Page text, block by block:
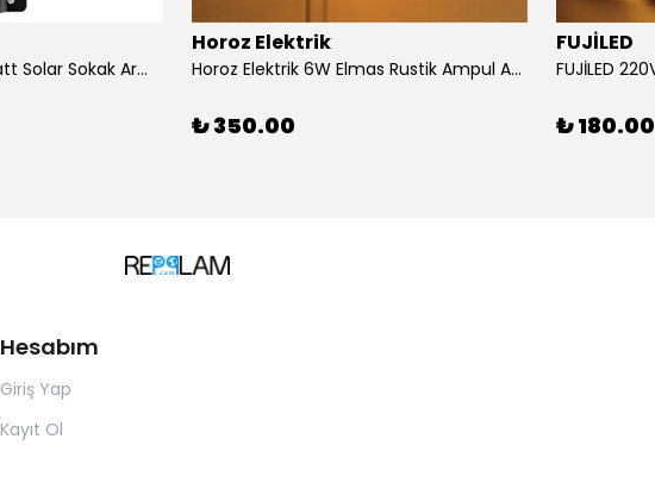
Horoz Elektrik 900 Watt Solar Sokak Armatürü Beyaz Işık
Horoz Elektrik
Horoz Elektrik 6W Elmas Rustik Ampul Amber Işık
₺ 350.00
FUJİLED
₺ 180.00
Hesabım
Giriş Yap
Kayıt Ol